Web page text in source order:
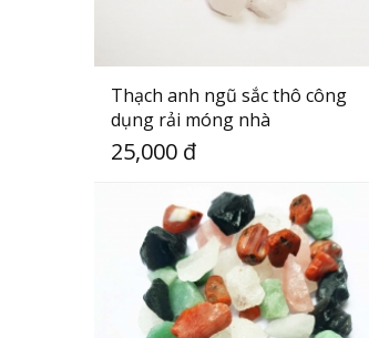
Thạch anh ngũ sắc thô công
dụng rải móng nhà
25,000 đ